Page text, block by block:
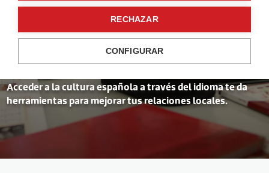
Un idioma que
conecta
Acceder a la cultura española a través del idioma te da
herramientas para mejorar tus relaciones locales.
RECHAZAR
CONFIGURAR